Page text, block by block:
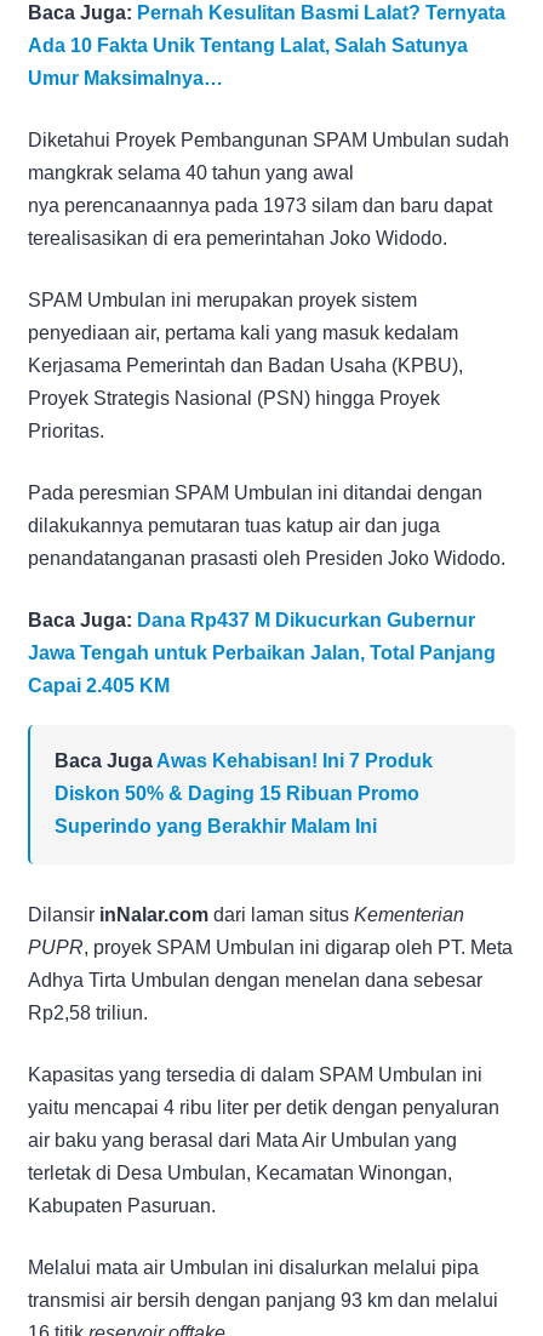
Baca Juga: Pernah Kesulitan Basmi Lalat? Ternyata
Ada 10 Fakta Unik Tentang Lalat, Salah Satunya
Umur Maksimalnya…
Diketahui Proyek Pembangunan SPAM Umbulan sudah
mangkrak selama 40 tahun yang awal
nya perencanaannya pada 1973 silam dan baru dapat
terealisasikan di era pemerintahan Joko Widodo.
SPAM Umbulan ini merupakan proyek sistem
penyediaan air, pertama kali yang masuk kedalam
Kerjasama Pemerintah dan Badan Usaha (KPBU),
Proyek Strategis Nasional (PSN) hingga Proyek
Prioritas.
Pada peresmian SPAM Umbulan ini ditandai dengan
dilakukannya pemutaran tuas katup air dan juga
penandatanganan prasasti oleh Presiden Joko Widodo.
Baca Juga: Dana Rp437 M Dikucurkan Gubernur
Jawa Tengah untuk Perbaikan Jalan, Total Panjang
Capai 2.405 KM
Baca JugaAwas Kehabisan! Ini 7 Produk
Diskon 50% & Daging 15 Ribuan Promo
Superindo yang Berakhir Malam Ini
Dilansir inNalar.com dari laman situs Kementerian
PUPR, proyek SPAM Umbulan ini digarap oleh PT. Meta
Adhya Tirta Umbulan dengan menelan dana sebesar
Rp2,58 triliun.
Kapasitas yang tersedia di dalam SPAM Umbulan ini
yaitu mencapai 4 ribu liter per detik dengan penyaluran
air baku yang berasal dari Mata Air Umbulan yang
terletak di Desa Umbulan, Kecamatan Winongan,
Kabupaten Pasuruan.
Melalui mata air Umbulan ini disalurkan melalui pipa
transmisi air bersih dengan panjang 93 km dan melalui